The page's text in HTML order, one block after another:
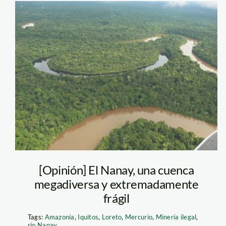
rio nanay – jose
alvarez
[Opinión] El Nanay, una cuenca
megadiversa y extremadamente
frágil
Tags: Amazonía, Iquitos, Loreto, Mercurio, Minería ilegal,